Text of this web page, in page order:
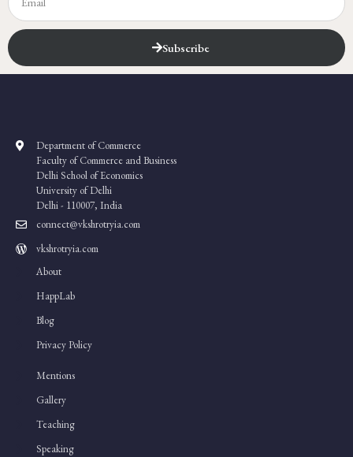
Subscribe
Department of Commerce
Faculty of Commerce and Business
Delhi School of Economics
University of Delhi
Delhi - 110007, India
connect@vkshrotryia.com
vkshrotryia.com
About
HappLab
Blog
Privacy Policy
Mentions
Gallery
Teaching
Speaking